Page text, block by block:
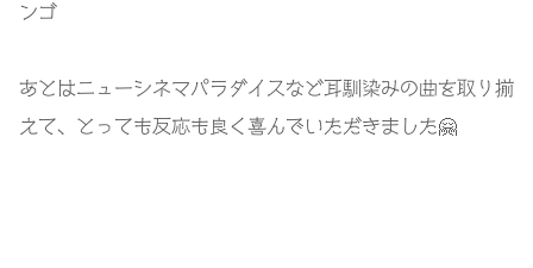
ンゴ
あとはニューシネマパラダイスなど耳馴染みの曲を取り揃
えて、とっても反応も良く喜んでいただきました🤗